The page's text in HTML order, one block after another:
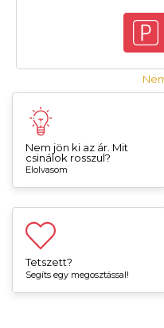
Nem jön ki az ár. Mit
csinálok rosszul?
Elolvasom
Tetszett?
Segíts egy megosztással!